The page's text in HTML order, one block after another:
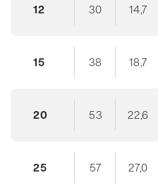
12 30 14,7
15 38 18,7
20 53 22,6
25 57 27,0